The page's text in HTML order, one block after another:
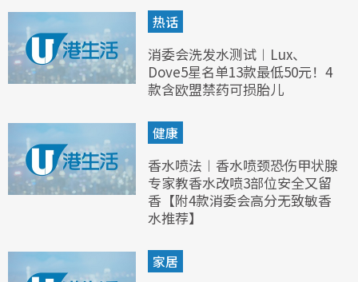
热话
消委会洗发水测试︱Lux、
Dove5星名单13款最低50元！4
款含欧盟禁药可损胎儿
健康
香水喷法︱香水喷颈恐伤甲状腺
专家教香水改喷3部位安全又留
香【附4款消委会高分无致敏香
水推荐】
家居